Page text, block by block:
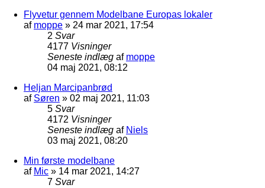
Flyvetur gennem Modelbane Europas lokaler
af moppe » 24 mar 2021, 17:54
2 Svar
4177 Visninger
Seneste indlæg af moppe
04 maj 2021, 08:12
Heljan Marcipanbrød
af Søren » 02 maj 2021, 11:03
5 Svar
4172 Visninger
Seneste indlæg af Niels
03 maj 2021, 08:20
Min første modelbane
af Mic » 14 mar 2021, 14:27
7 Svar